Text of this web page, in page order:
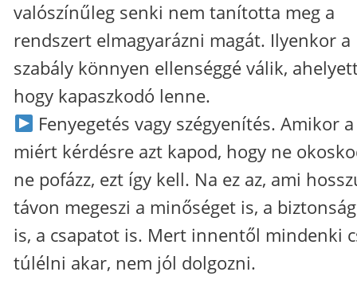
valószínűleg senki nem tanította meg a
rendszert elmagyarázni magát. Ilyenkor a
szabály könnyen ellenséggé válik,
hogy kapaszkodó lenne.
Fenyegetés vagy szégyenítés. Amikor a
miért kérdésre azt kapod, hogy ne
ne pofázz, ezt így kell. Na ez az, ami
távon megeszi a minőséget is, a
is, a csapatot is. Mert innentől mindenki
túlélni akar, nem jól dolgozni.